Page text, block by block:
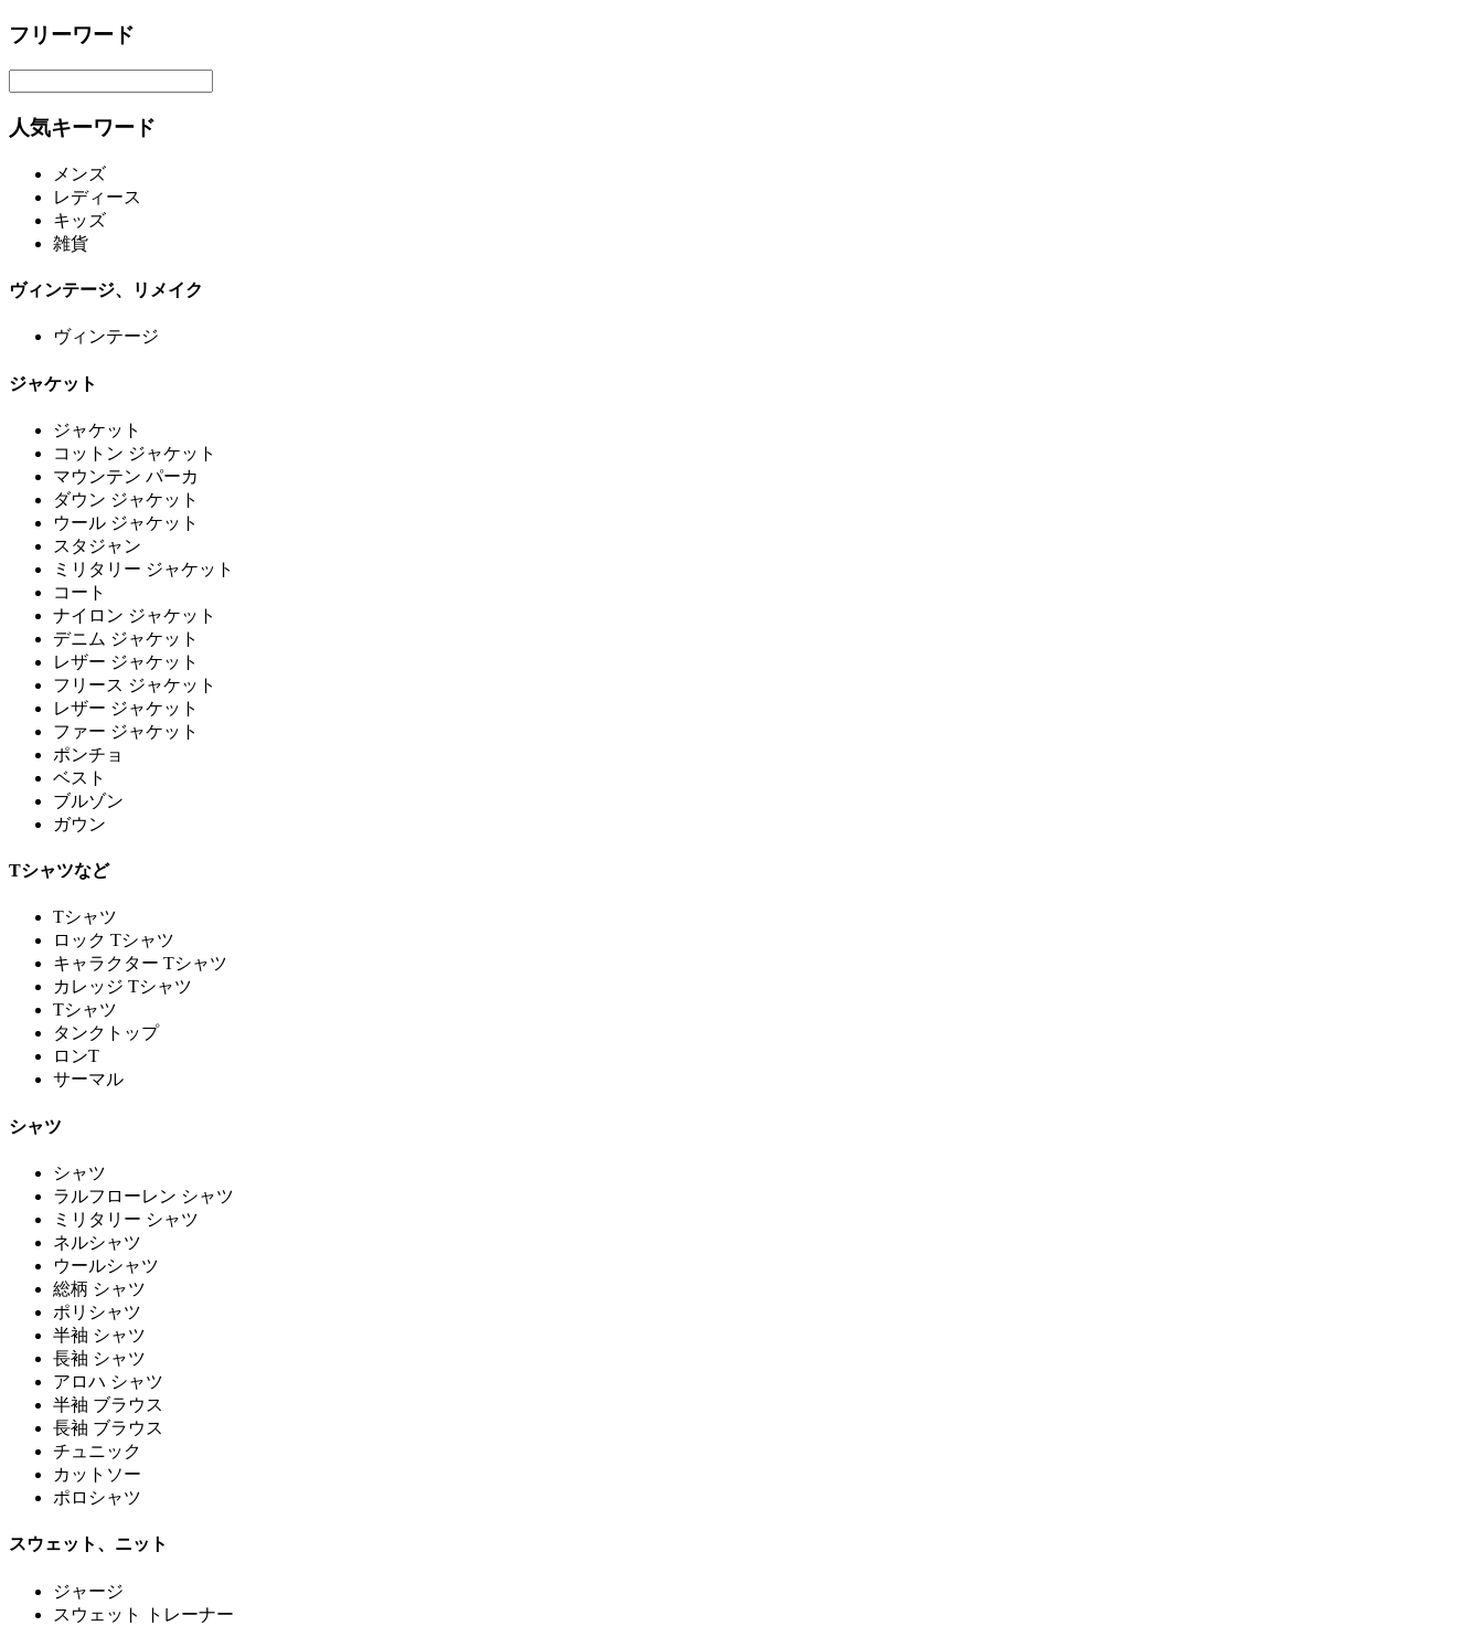
フリーワード
人気キーワード
メンズ
レディース
キッズ
雑貨
ヴィンテージ、リメイク
ヴィンテージ
ジャケット
ジャケット
コットン ジャケット
マウンテン パーカ
ダウン ジャケット
ウール ジャケット
スタジャン
ミリタリー ジャケット
コート
ナイロン ジャケット
デニム ジャケット
レザー ジャケット
フリース ジャケット
レザー ジャケット
ファー ジャケット
ポンチョ
ベスト
ブルゾン
ガウン
Tシャツなど
Tシャツ
ロック Tシャツ
キャラクター Tシャツ
カレッジ Tシャツ
Tシャツ
タンクトップ
ロンT
サーマル
シャツ
シャツ
ラルフローレン シャツ
ミリタリー シャツ
ネルシャツ
ウールシャツ
総柄 シャツ
ポリシャツ
半袖 シャツ
長袖 シャツ
アロハ シャツ
半袖 ブラウス
長袖 ブラウス
チュニック
カットソー
ポロシャツ
スウェット、ニット
ジャージ
スウェット トレーナー